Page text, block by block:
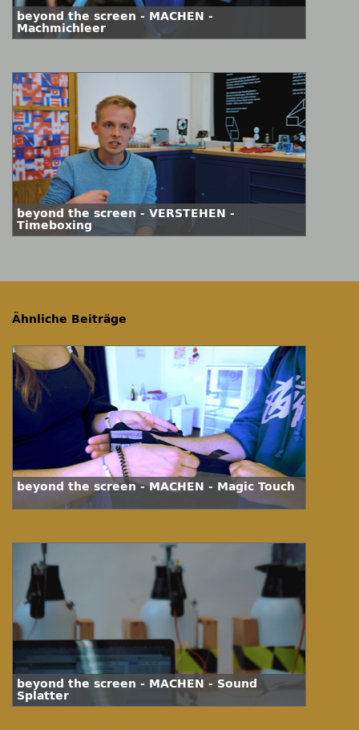
beyond the screen - MACHEN -
Machmichleer
beyond the screen - VERSTEHEN -
Timeboxing
Ähnliche Beiträge
beyond the screen - MACHEN - Magic Touch
beyond the screen - MACHEN - Sound
Splatter